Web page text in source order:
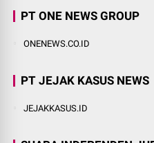
PT ONE NEWS GROUP
ONENEWS.CO.ID
PT JEJAK KASUS NEWS
JEJAKKASUS.ID